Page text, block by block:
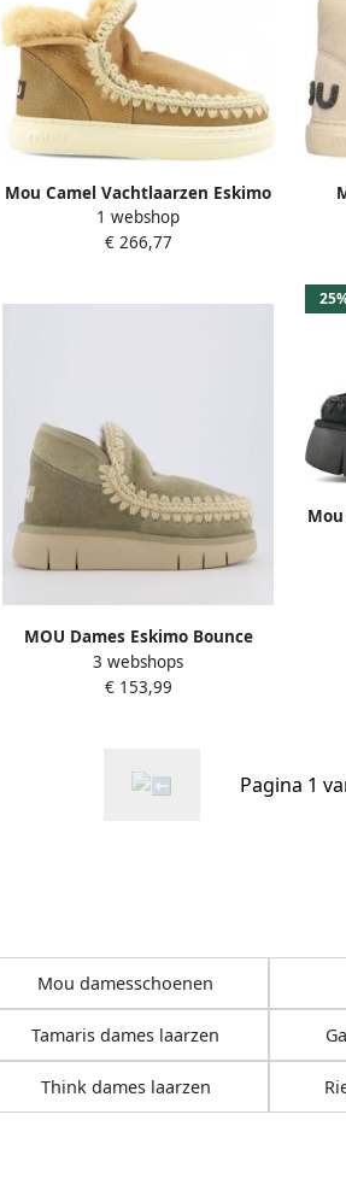
Mou Camel Vachtlaarzen Eskimo
Sneaker
1 webshop
€ 266,77
MOU Dames Eskimo Bounce
Sneaker Laurel O
3 webshops
€ 153,99
Pagina 1
Mou damesschoenen
Tamaris dames laarzen
Think dames laarzen